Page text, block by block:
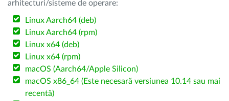
arhitecturi/sisteme de operare:
Linux Aarch64 (deb)
Linux Aarch64 (rpm)
Linux x64 (deb)
Linux x64 (rpm)
macOS (Aarch64/Apple Silicon)
macOS x86_64 (Este necesară versiunea 10.14 sau mai
recentă)